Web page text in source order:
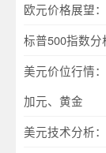
欧元价格展望
标普500指数
美元价位行情
加元、黄金
美元技术分析